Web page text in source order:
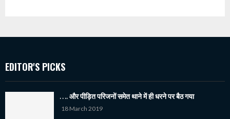
EDITOR'S PICKS
…. और पीड़ित परिजनों समेत थाने में ही धरने पर बैठ गया
18 March 2019